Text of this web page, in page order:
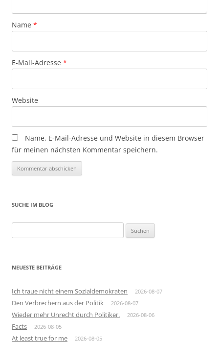
Name *
E-Mail-Adresse *
Website
Name, E-Mail-Adresse und Website in diesem Browser
für meinen nächsten Kommentar speichern.
SUCHE IM BLOG
nach:
NEUESTE BEITRÄGE
Ich traue nicht einem Sozialdemokraten 2026-08-07
Den Verbrechern aus der Politik 2026-08-07
Wieder mehr Unrecht durch Politiker. 2026-08-06
Facts 2026-08-05
At least true for me 2026-08-05